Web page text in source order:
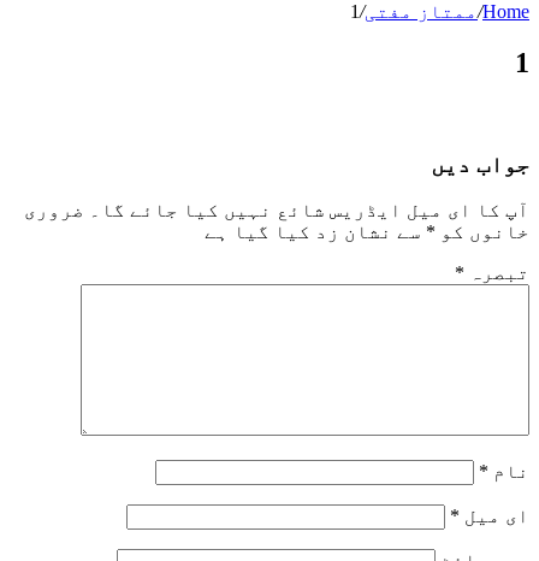
Home
/ممتاز مفتی/
1
1
جواب دیں
آپ کا ای میل ایڈریس شائع نہیں کیا جائے گا۔
ضروری
خانوں کو * سے نشان زد کیا گیا ہے
تبصرہ *
نام *
ای میل *